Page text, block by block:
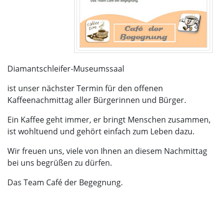
Diamantschleifer-Museumssaal
ist unser nächster Termin für den offenen
Kaffeenachmittag aller Bürgerinnen und Bürger.
Ein Kaffee geht immer, er bringt Menschen zusammen,
ist wohltuend und gehört einfach zum Leben dazu.
Wir freuen uns, viele von Ihnen an diesem Nachmittag
bei uns begrüßen zu dürfen.
Das Team Café der Begegnung.